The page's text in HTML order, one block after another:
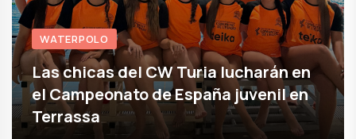
WATERPOLO
Las chicas del CW Turia lucharán en
el Campeonato de España juvenil en
Terrassa